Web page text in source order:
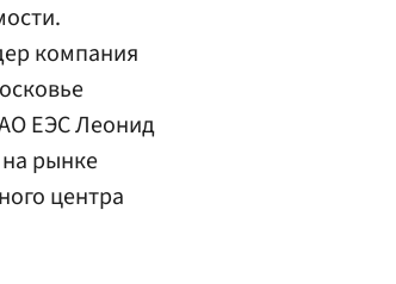
компания
ЕЭС Леонид
рынке
центра